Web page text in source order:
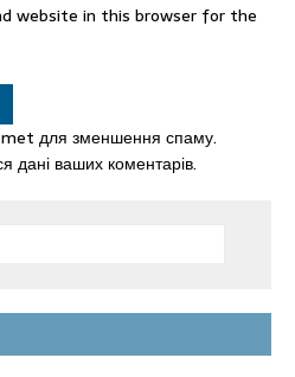
website in this browser for the
для зменшення спаму.
дані ваших коментарів.